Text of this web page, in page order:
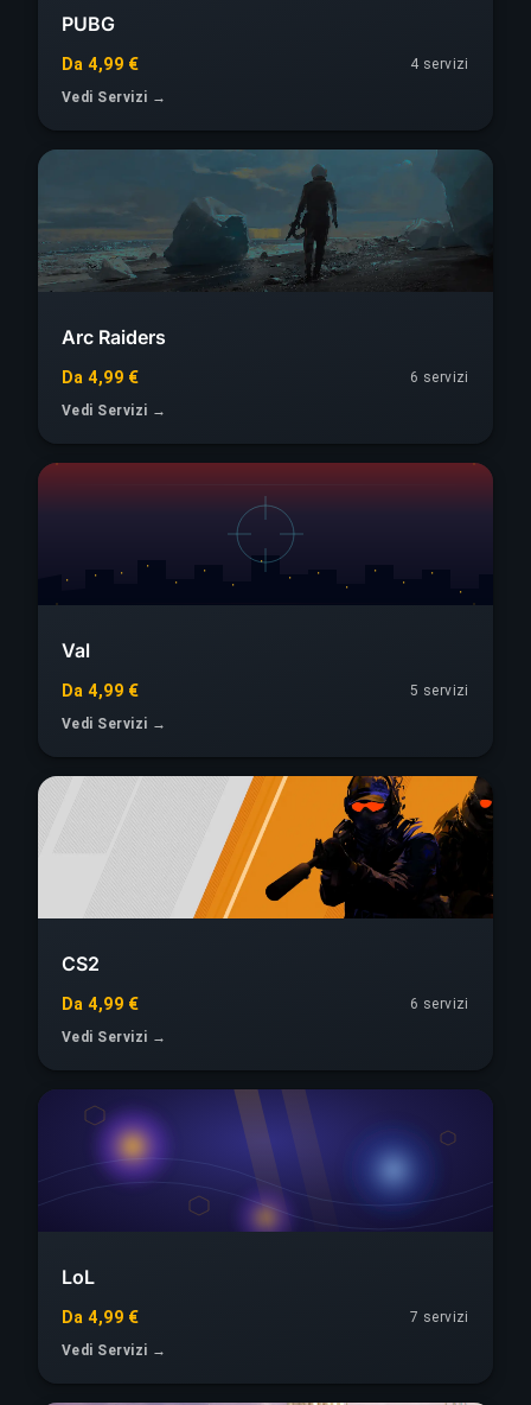
PUBG
Da 4,99 €
4 servizi
Vedi Servizi →
Arc Raiders
Da 4,99 €
6 servizi
Vedi Servizi →
Val
Da 4,99 €
5 servizi
Vedi Servizi →
CS2
Da 4,99 €
6 servizi
Vedi Servizi →
LoL
Da 4,99 €
7 servizi
Vedi Servizi →